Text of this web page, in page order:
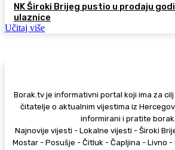
NK Široki Brijeg pustio u prodaju
ulaznice
Učitaj više
Borak.tv je informativni portal koji ima za
čitatelje o aktualnim vijestima iz
informirani i pratite
Najnovije vijesti - Lokalne vijesti - Široki
Mostar - Posušje - Čitluk - Čapljina - Livno -